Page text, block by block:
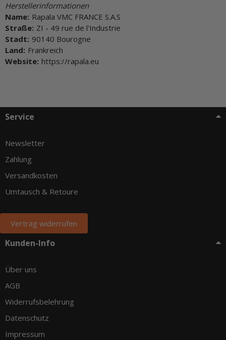
Herstellerinformationen
Name: Rapala VMC FRANCE S.A.S
Straße: ZI - 49 rue de l'Industrie
Stadt: 90140 Bourogne
Land: Frankreich
Website: https://rapala.eu
Service
Newsletter
Zahlung
Versandkosten
Umtausch & Retoure
Vertrag widerrufen
Kunden-Info
Über uns
AGB
Widerrufsbelehrung
Datenschutz
Impressum